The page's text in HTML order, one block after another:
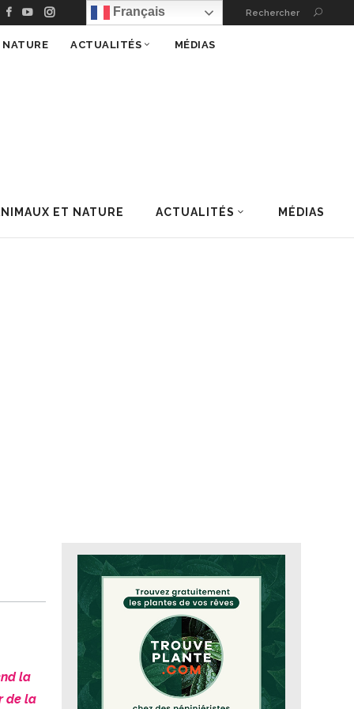
Français Rechercher
ET NATURE ACTUALITÉS MÉDIAS
ACTUALITÉS MÉDIAS
la
de la